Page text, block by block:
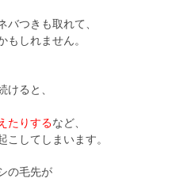
バつきも取れて、
もしれません。
けると、
たりするなど、
こしてしまいます。
の毛先が